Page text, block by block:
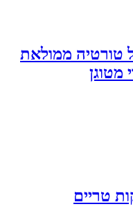
טורטיה ממולאת
מטוגן